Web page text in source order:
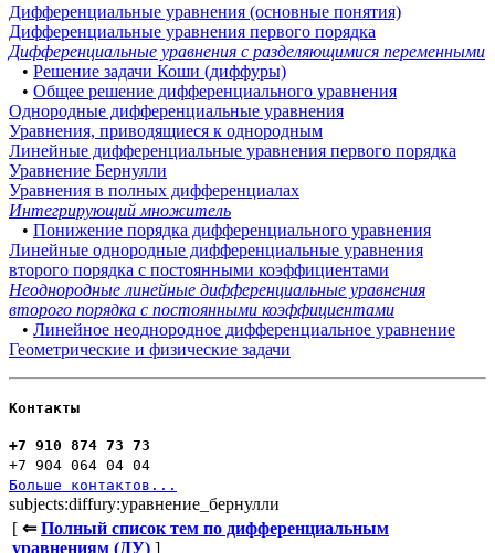
Дифференциальные уравнения (основные понятия)
Дифференциальные уравнения первого порядка
Дифференциальные уравнения с разделяющимися переменными
• Решение задачи Коши (диффуры)
• Общее решение дифференциального уравнения
Однородные дифференциальные уравнения
Уравнения, приводящиеся к однородным
Линейные дифференциальные уравнения первого порядка
Уравнение Бернулли
Уравнения в полных дифференциалах
Интегрирующий множитель
• Понижение порядка дифференциального уравнения
Линейные однородные дифференциальные уравнения
второго порядка с постоянными коэффициентами
Неоднородные линейные дифференциальные уравнения
второго порядка с постоянными коэффициентами
• Линейное неоднородное дифференциальное уравнение
Геометрические и физические задачи
Контакты
+7 910 874 73 73
+7 904 064 04 04
Больше контактов...
subjects:diffury:уравнение_бернулли
[ ⇐Полный список тем по дифференциальным
уравнениям (ДУ) ]